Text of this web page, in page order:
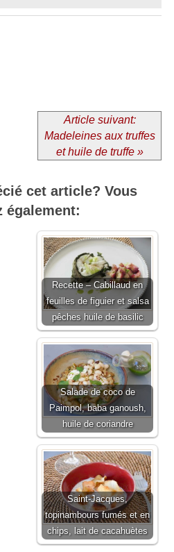
Article suivant:
Madeleines aux truffes
et huile de truffe »
cet article? Vous
également:
Recette – Cabillaud en
feuilles de figuier et salsa
pêches huile de basilic
Salade de coco de
Paimpol, baba ganoush,
huile de coriandre
Saint-Jacques,
topinambours fumés et en
chips, lait de cacahuètes